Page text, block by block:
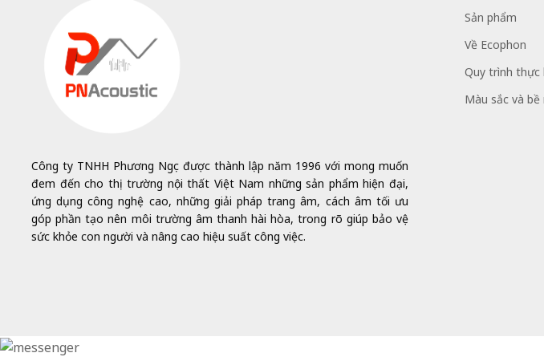
Công ty TNHH Phương Ngọc được thành lập năm 1996 với mong muốn
đem đến cho thị trường nội thất Việt Nam những sản phẩm hiện đại,
ứng dụng công nghệ cao, những giải pháp trang âm, cách âm tối ưu
góp phần tạo nên môi trường âm thanh hài hòa, trong rõ giúp bảo vệ
sức khỏe con người và nâng cao hiệu suất công việc.
Sản phẩm
Về Ecophon
Quy trình thực
Màu sắc và